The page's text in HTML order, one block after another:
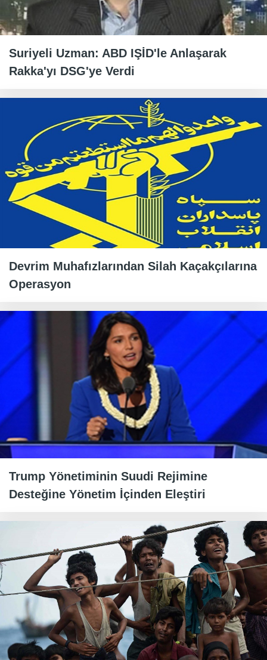
Suriyeli Uzman: ABD IŞİD'le Anlaşarak
Rakka'yı DSG'ye Verdi
Devrim Muhafızlarından Silah Kaçakçılarına
Operasyon
Trump Yönetiminin Suudi Rejimine
Desteğine Yönetim İçinden Eleştiri